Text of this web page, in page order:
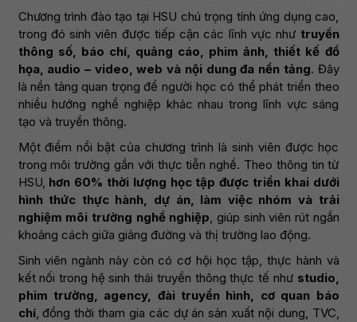
Chương trình đào tạo tại HSU chú trọng tính ứng dụng cao,
trong đó sinh viên được tiếp cận các lĩnh vực như truyền
thông số, báo chí, quảng cáo, phim ảnh, thiết kế đồ
họa, audio – video, web và nội dung đa nền tảng. Đây
là nền tảng quan trọng để người học có thể phát triển theo
nhiều hướng nghề nghiệp khác nhau trong lĩnh vực sáng
tạo và truyền thông.
Một điểm nổi bật của chương trình là sinh viên được học
trong môi trường gắn với thực tiễn nghề. Theo thông tin từ
HSU, hơn 60% thời lượng học tập được triển khai dưới
hình thức thực hành, dự án, làm việc nhóm và trải
nghiệm môi trường nghề nghiệp, giúp sinh viên rút ngắn
khoảng cách giữa giảng đường và thị trường lao động.
Sinh viên ngành này còn có cơ hội học tập, thực hành và
kết nối trong hệ sinh thái truyền thông thực tế như studio,
phim trường, agency, đài truyền hình, cơ quan báo
chí, đồng thời tham gia các dự án sản xuất nội dung, TVC,